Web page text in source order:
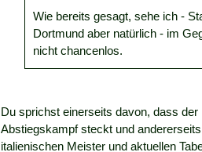
Wie bereits gesagt, sehe ich -
Dortmund aber natürlich - im
nicht chancenlos.
Du sprichst einerseits davon, dass
Abstiegskampf steckt und
italienischen Meister und aktuellen